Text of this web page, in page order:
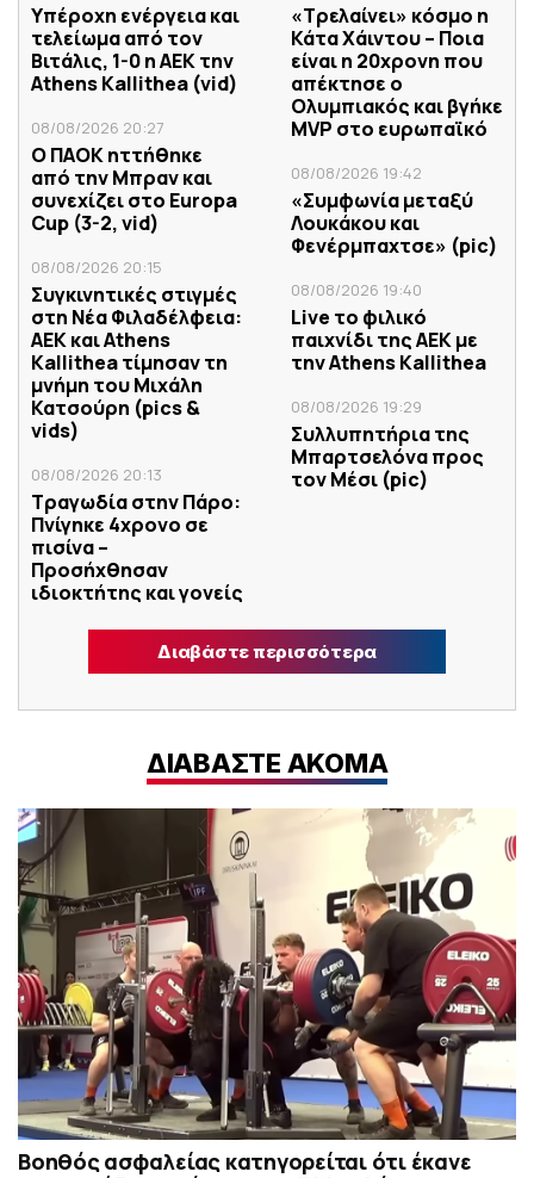
Υπέροχη ενέργεια και
τελείωμα από τον
Βιτάλις, 1-0 η ΑΕΚ την
Athens Kallithea (vid)
08/08/2026 20:27
Ο ΠΑΟΚ ηττήθηκε
από την Μπραν και
συνεχίζει στο Europa
Cup (3-2, vid)
08/08/2026 20:15
Συγκινητικές στιγμές
στη Νέα Φιλαδέλφεια:
ΑΕΚ και Athens
Kallithea τίμησαν τη
μνήμη του Μιχάλη
Κατσούρη (pics &
vids)
08/08/2026 20:13
Τραγωδία στην Πάρο:
Πνίγηκε 4χρονο σε
πισίνα –
Προσήχθησαν
ιδιοκτήτης και γονείς
«Τρελαίνει» κόσμο η
Κάτα Χάιντου – Ποια
είναι η 20χρονη που
απέκτησε ο
Ολυμπιακός και βγήκε
MVP στο ευρωπαϊκό
08/08/2026 19:42
«Συμφωνία μεταξύ
Λουκάκου και
Φενέρμπαχτσε» (pic)
08/08/2026 19:40
Live το φιλικό
παιχνίδι της ΑΕΚ με
την Athens Kallithea
08/08/2026 19:29
Συλλυπητήρια της
Μπαρτσελόνα προς
τον Μέσι (pic)
Διαβάστε περισσότερα
ΔΙΑΒΑΣΤΕ ΑΚΟΜΑ
Βοηθός ασφαλείας κατηγορείται ότι έκανε